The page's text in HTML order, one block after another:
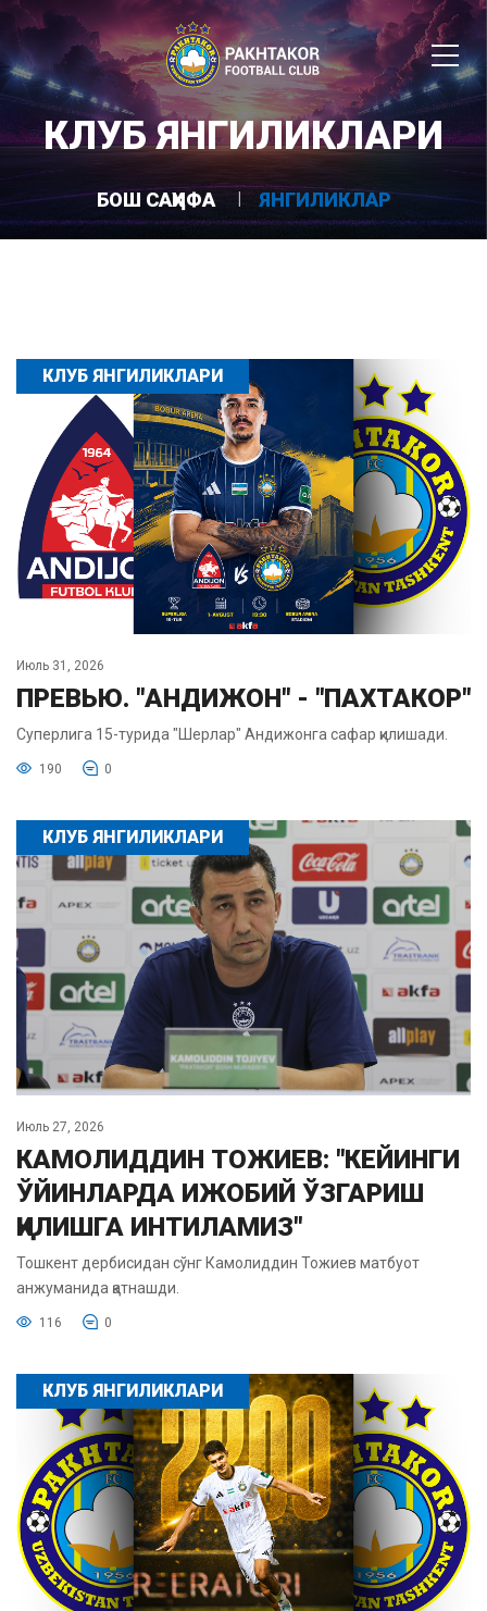
КЛУБ ЯНГИЛИКЛАРИ
БОШ САҲИФА ЯНГИЛИКЛАР
КЛУБ ЯНГИЛИКЛАРИ
Июль 31, 2026
ПРЕВЬЮ. "АНДИЖОН" - "ПАХТАКОР"
Суперлига 15-турида "Шерлар" Андижонга сафар қилишади.
190 0
КЛУБ ЯНГИЛИКЛАРИ
Июль 27, 2026
КАМОЛИДДИН ТОЖИЕВ: "КЕЙИНГИ
ЎЙИНЛАРДА ИЖОБИЙ ЎЗГАРИШ
ҚИЛИШГА ИНТИЛАМИЗ"
Тошкент дербисидан сўнг Камолиддин Тожиев матбуот
анжуманида қатнашди.
116 0
КЛУБ ЯНГИЛИКЛАРИ